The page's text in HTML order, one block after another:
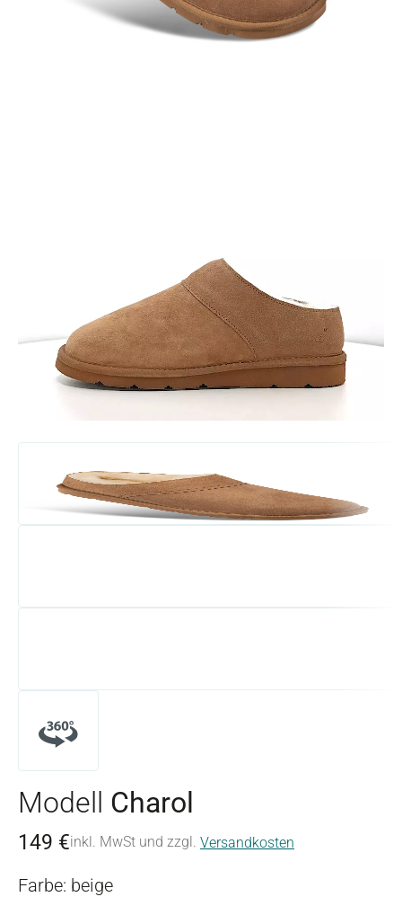
Modell Charol
149 €inkl. MwSt und zzgl. Versandkosten
Farbe: beige